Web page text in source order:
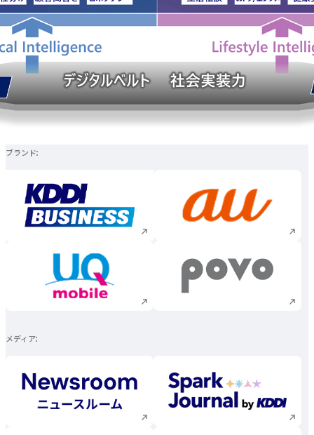
ブランド
新規ウィンドウで開く 新規ウィンドウで
新規ウィンドウで開く 新規ウィンドウで
メディア
新規ウィンドウで開く 新規ウィンドウで